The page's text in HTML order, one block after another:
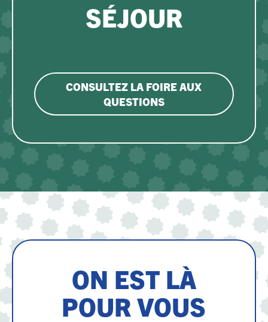
SÉJOUR
CONSULTEZ LA FOIRE AUX
QUESTIONS
ON EST LÀ
POUR VOUS